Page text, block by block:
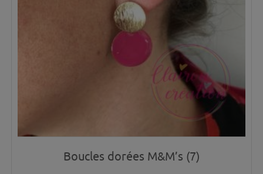
Boucles dorées M&M’s (7)